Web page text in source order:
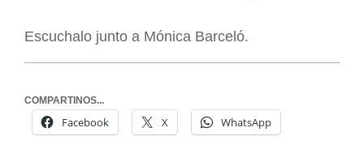
Escuchalo junto a Mónica Barceló.
COMPARTINOS...
Facebook X WhatsApp